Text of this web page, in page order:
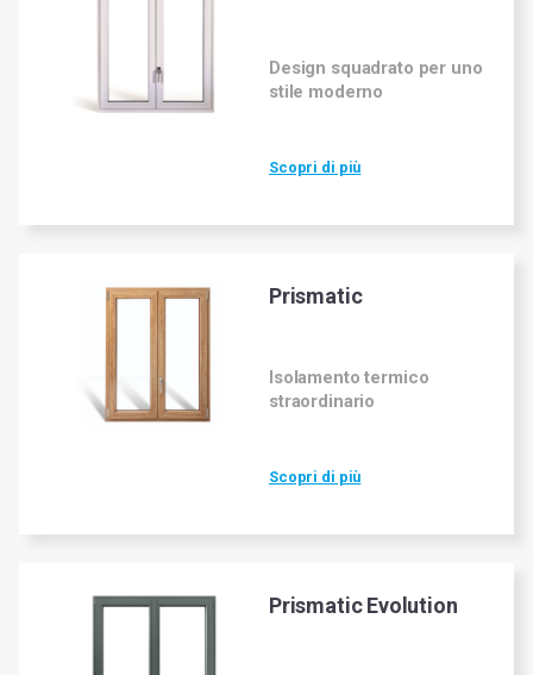
Design squadrato per uno
stile moderno
Scopri di più
Prismatic
Isolamento termico
straordinario
Scopri di più
Prismatic Evolution